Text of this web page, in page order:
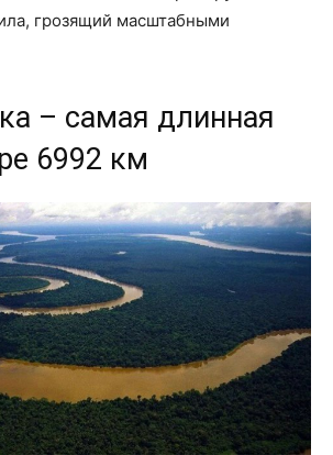
грозящий масштабными
– самая длинная
6992 км